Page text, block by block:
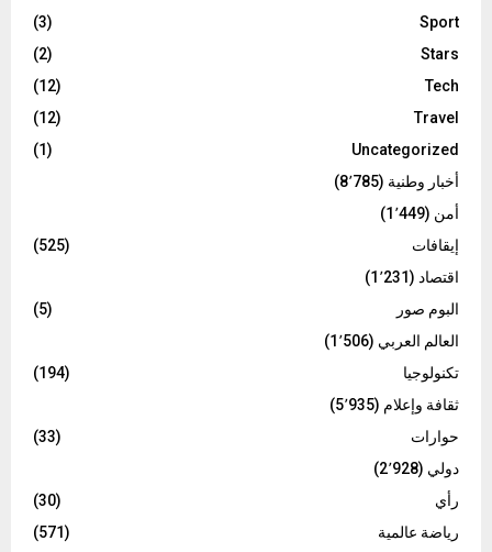
Sport
(3)
Stars
(2)
Tech
(12)
Travel
(12)
Uncategorized
(1)
أخبار وطنية (8٬785)
أمن (1٬449)
إيقافات
(525)
اقتصاد (1٬231)
البوم صور
(5)
العالم العربي (1٬506)
تكنولوجيا
(194)
ثقافة وإعلام (5٬935)
حوارات
(33)
دولي (2٬928)
رأي
(30)
رياضة عالمية
(571)